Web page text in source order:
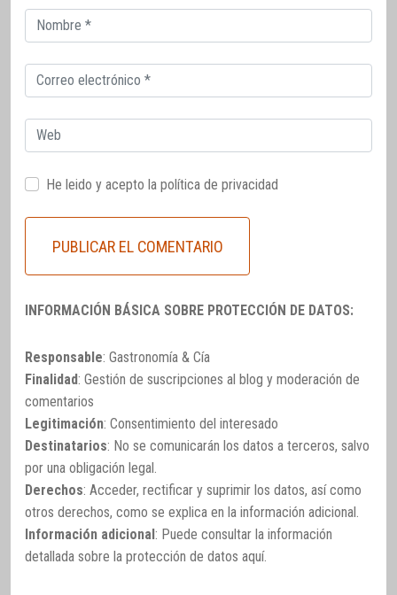
Correo
electrónico
Correo
electrónico
Web
He leido y acepto la política de privacidad
INFORMACIÓN BÁSICA SOBRE PROTECCIÓN DE DATOS:
Responsable: Gastronomía & Cía
Finalidad: Gestión de suscripciones al blog y moderación de
comentarios
Legitimación: Consentimiento del interesado
Destinatarios: No se comunicarán los datos a terceros, salvo
por una obligación legal.
Derechos: Acceder, rectificar y suprimir los datos, así como
otros derechos, como se explica en la información adicional.
Información adicional: Puede consultar la información
detallada sobre la protección de datos aquí.